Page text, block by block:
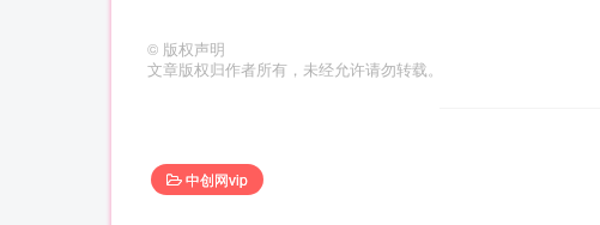
© 版权声明
文章版权归作者所有，未经允许请勿转载。
中创网vip